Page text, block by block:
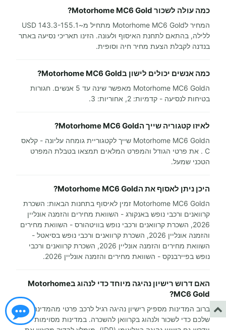
כמה עולה לשכור Motorhome MC6 Gold?
המחיר לMotorhome MC6 Gold מתחיל מ~143.3-155.1 USD
ללילה, בהתאם לתחנת האיסוף ולעונה. הזינו תאריכי נסיעה באתר
בנדנה לקבלת הצעת מחיר חיה וסופית.
כמה אנשים יכולים לישון בMotorhome MC6 Gold?
הMotorhome MC6 Gold מאפשר שינה עד 5 אנשים. חגורות
בטיחות לנסיעה - קדמיות: 2, אחוריות: 3.
לאיזו קטגוריה שייך הMotorhome MC6 Gold?
הMotorhome MC6 Gold שייך לקטגוריית גומחה עליונה - קלאס
C . את פרטי הגודל והמפרט המלאים תמצאו בטבלת המפרט
הטכני שמעל.
היכן ניתן לאסוף את הMotorhome MC6 Gold?
הMotorhome MC6 Gold זמין לאיסוף בתחנות הבאות: השכרת
קרוואנים ורכבי נופש באנקורג - השוואת מחירים והזמנה אונליין
2026, השכרת קרוואנים ורכבי נופש בוויטהורס - השוואת מחירים
והזמנה אונליין 2026, השכרת קרוואנים ורכבי נופש בסיאטל -
השוואת מחירים והזמנה אונליין 2026, השכרת קרוואנים ורכבי
נופש בפיירבנקס - השוואת מחירים והזמנה אונליין 2026.
האם דרוש רישיון נהיגה מיוחד כדי לנהוג בMotorhome
MC6 Gold?
ברוב המדינות מספיק רישיון נהיגה רגיל לרכב פרטי מהמדינה
שלכם כדי לשכור ולנהוג בקרוואן להשכרה. במדינות מסוימות